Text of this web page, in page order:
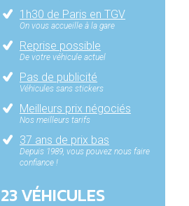
1h30 de Paris en TGV
On vous accueille à la gare
Reprise possible
De votre véhicule actuel
Pas de publicité
Véhicules sans stickers
Meilleurs prix négociés
Nos meilleurs tarifs
37 ans de prix bas
Depuis 1989, vous pouvez nous faire
confiance !
23 VÉHICULES